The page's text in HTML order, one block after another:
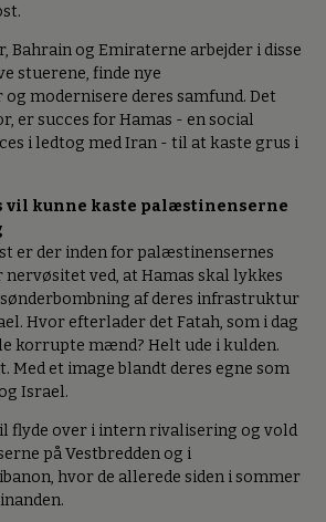
Bahrain og Emiraterne arbejder i disse
stuerene, finde nye
modernisere deres samfund. Det
er succes for Hamas - en social
i ledtog med Iran - til at kaste grus i
vil kunne kaste palæstinenserne
er der inden for palæstinensernes
ved, at Hamas skal lykkes
af deres infrastruktur
Hvor efterlader det Fatah, som i dag
korrupte mænd? Helt ude i kulden.
Med et image blandt deres egne som
Israel.
flyde over i intern rivalisering og vold
på Vestbredden og i
hvor de allerede siden i sommer